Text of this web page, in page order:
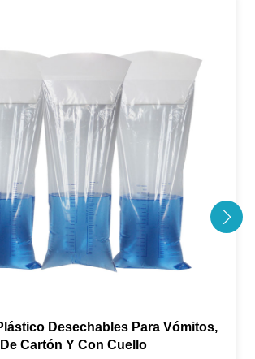
Desechables Para Vómitos,
De Cartón Y Con Cuello